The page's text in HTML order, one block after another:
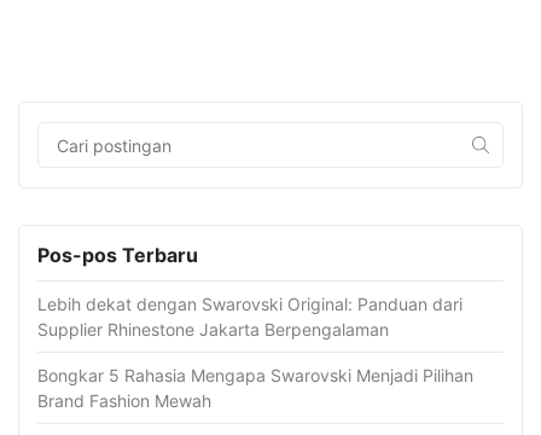
Pos-pos Terbaru
Lebih dekat dengan Swarovski Original: Panduan dari
Supplier Rhinestone Jakarta Berpengalaman
Bongkar 5 Rahasia Mengapa Swarovski Menjadi Pilihan
Brand Fashion Mewah